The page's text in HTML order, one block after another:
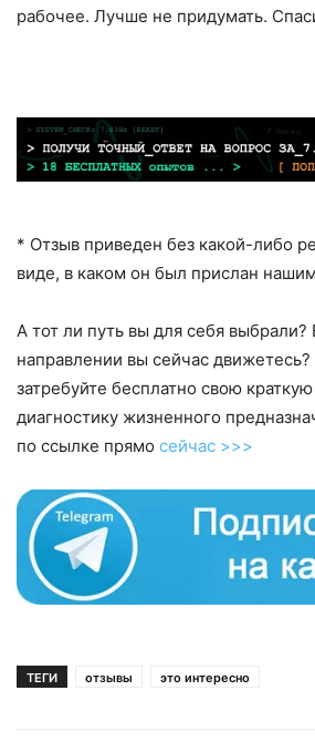
рабочее. Лучше не придумать.
* Отзыв приведен без какой-либо
виде, в каком он был прислан
А тот ли путь вы для себя
направлении вы сейчас движетесь?
затребуйте бесплатно свою
диагностику жизненного
по ссылке прямо сейчас >>>
ТЕГИ отзывы это интересно